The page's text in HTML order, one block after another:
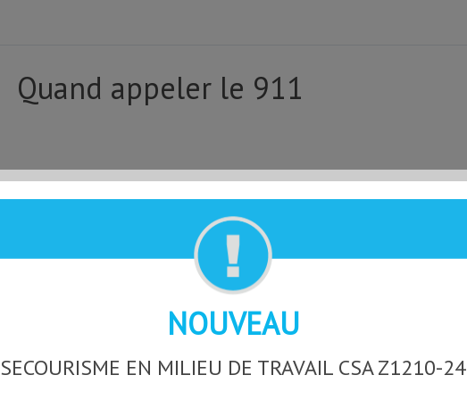
Quand appeler le 911
NOUVEAU
SECOURISME EN MILIEU DE TRAVAIL CSA Z1210-24